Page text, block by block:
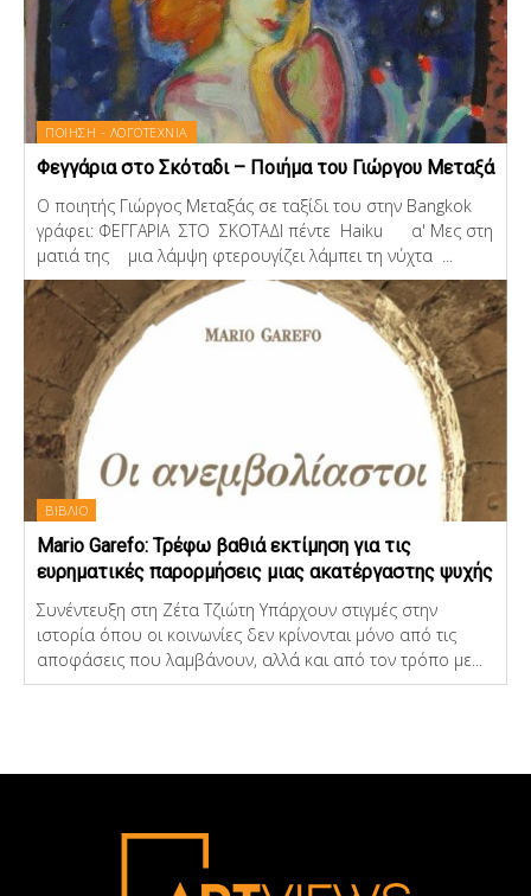
ΠΟΙΗΣΗ - ΛΟΓΟΤΕΧΝΙΑ
Φεγγάρια στο Σκόταδι – Ποιήμα του Γιώργου Μεταξά
Ο ποιητής Γιώργος Μεταξάς σε ταξίδι του στην Bangkok
γράφει: ΦΕΓΓΑΡΙΑ ΣΤΟ ΣΚΟΤΑΔΙ πέντε Haiku α' Μες στη
ματιά της μια λάμψη φτερουγίζει λάμπει τη νύχτα ...
ΒΙΒΛΙΟ
Mario Garefo: Τρέφω βαθιά εκτίμηση για τις
ευρηματικές παρορμήσεις μιας ακατέργαστης ψυχής
Συνέντευξη στη Ζέτα Τζιώτη Υπάρχουν στιγμές στην
ιστορία όπου οι κοινωνίες δεν κρίνονται μόνο από τις
αποφάσεις που λαμβάνουν, αλλά και από τον τρόπο με...